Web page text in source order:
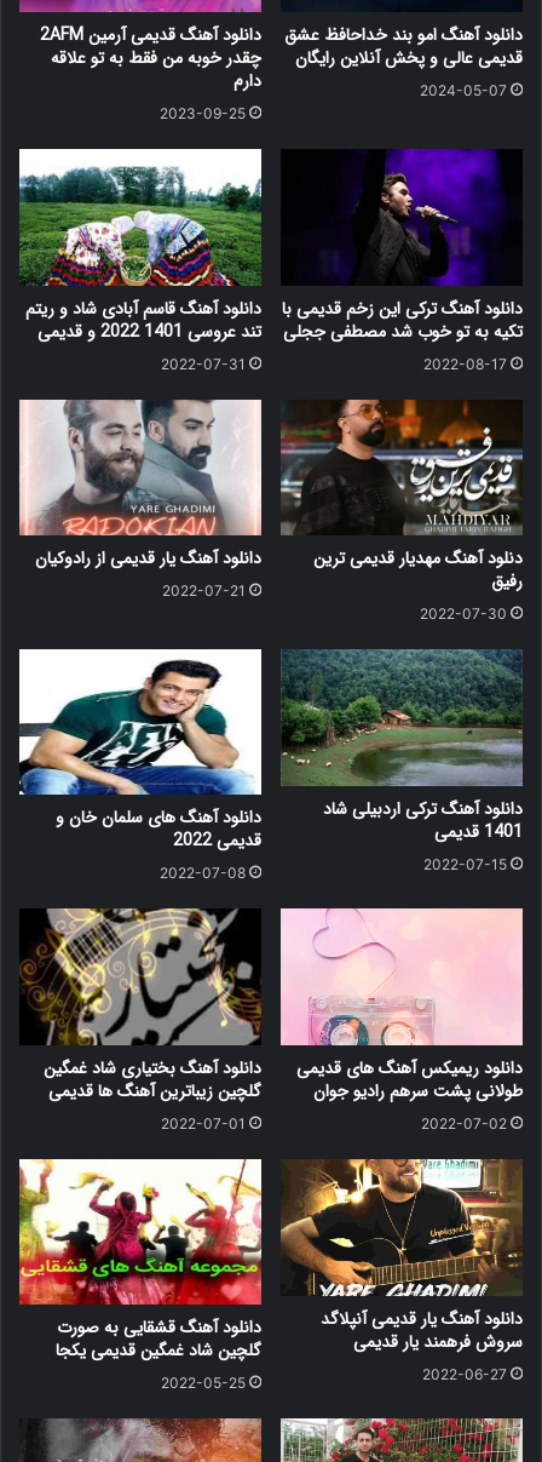
دانلود آهنگ امو بند خداحافظ عشق
قدیمی عالی و پخش آنلاین رایگان
2024-05-07
دانلود آهنگ قدیمی آرمین 2AFM
چقدر خوبه من فقط به تو علاقه
دارم
2023-09-25
دانلود آهنگ ترکی این زخم قدیمی با
تکیه به تو خوب شد مصطفی ججلی
2022-08-17
دانلود آهنگ قاسم آبادی شاد و ریتم
تند عروسی 1401 2022 و قدیمی
2022-07-31
دنلود آهنگ مهدیار قدیمی ترین
رفیق
2022-07-30
دانلود آهنگ یار قدیمی از رادوکیان
2022-07-21
دانلود آهنگ ترکی اردبیلی شاد
1401 قدیمی
2022-07-15
دانلود آهنگ های سلمان خان و
قدیمی 2022
2022-07-08
دانلود ریمیکس آهنگ های قدیمی
طولانی پشت سرهم رادیو جوان
2022-07-02
دانلود آهنگ بختیاری شاد غمگین
گلچین زیباترین آهنگ ها قدیمی
2022-07-01
دانلود آهنگ یار قدیمی آنپلاگد
سروش فرهمند یار قدیمی
2022-06-27
دانلود آهنگ قشقایی به صورت
گلچین شاد غمگین قدیمی یکجا
2022-05-25